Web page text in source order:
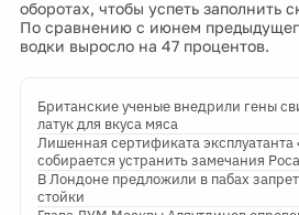
оборотах, чтобы успеть заполнить
По сравнению с июнем
водки выросло на 47 процентов.
Британские ученые внедрили гены
латук для вкуса мяса
Лишенная сертификата
собирается устранить замечания
В Лондоне предложили в пабах
стойки